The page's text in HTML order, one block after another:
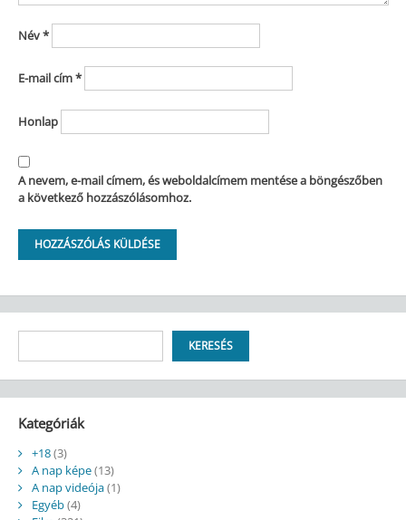
Név*
E-mail cím*
Honlap
A nevem, e-mail címem, és weboldalcímem mentése a böngészőben
a következő hozzászólásomhoz.
KERESÉS
Kategóriák
+18(3)
A nap képe(13)
A nap videója(1)
Egyéb(4)